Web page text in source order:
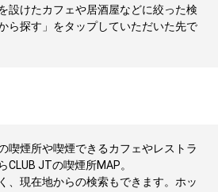
設けたカフェや居酒屋などに絞った検
ら探す」をタップしていただいた先で
喫煙所や喫煙できるカフェやレストラ
CLUB JTの喫煙所MAP。
、現在地からの検索もできます。ホッ